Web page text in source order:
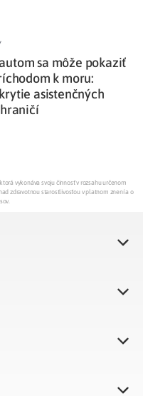
sa môže pokaziť
k moru:
asistenčných
vykonáva svoju činnosť v rozsahu určenom
zdravotnou starostlivosťou v platnom znení a o